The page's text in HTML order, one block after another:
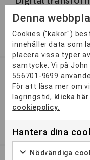
För dig som vill ha en
tekniska utvecklingen
1,5 ÅR DISTANS
Energiingenjör
En bred utbildning som
energiproduktion,
2 ÅR DISTANS
Denna
Cookies ("kakor")
innehåller data som
placera vissa typer
samtycke. Vi på
556701-9699
För att läsa mer om
lagringstid, klicka
cookiepolicy.
Hantera dina
Nödvändiga